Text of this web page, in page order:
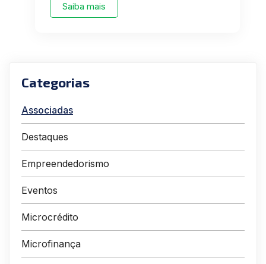
Saiba mais
Categorias
Associadas
Destaques
Empreendedorismo
Eventos
Microcrédito
Microfinança